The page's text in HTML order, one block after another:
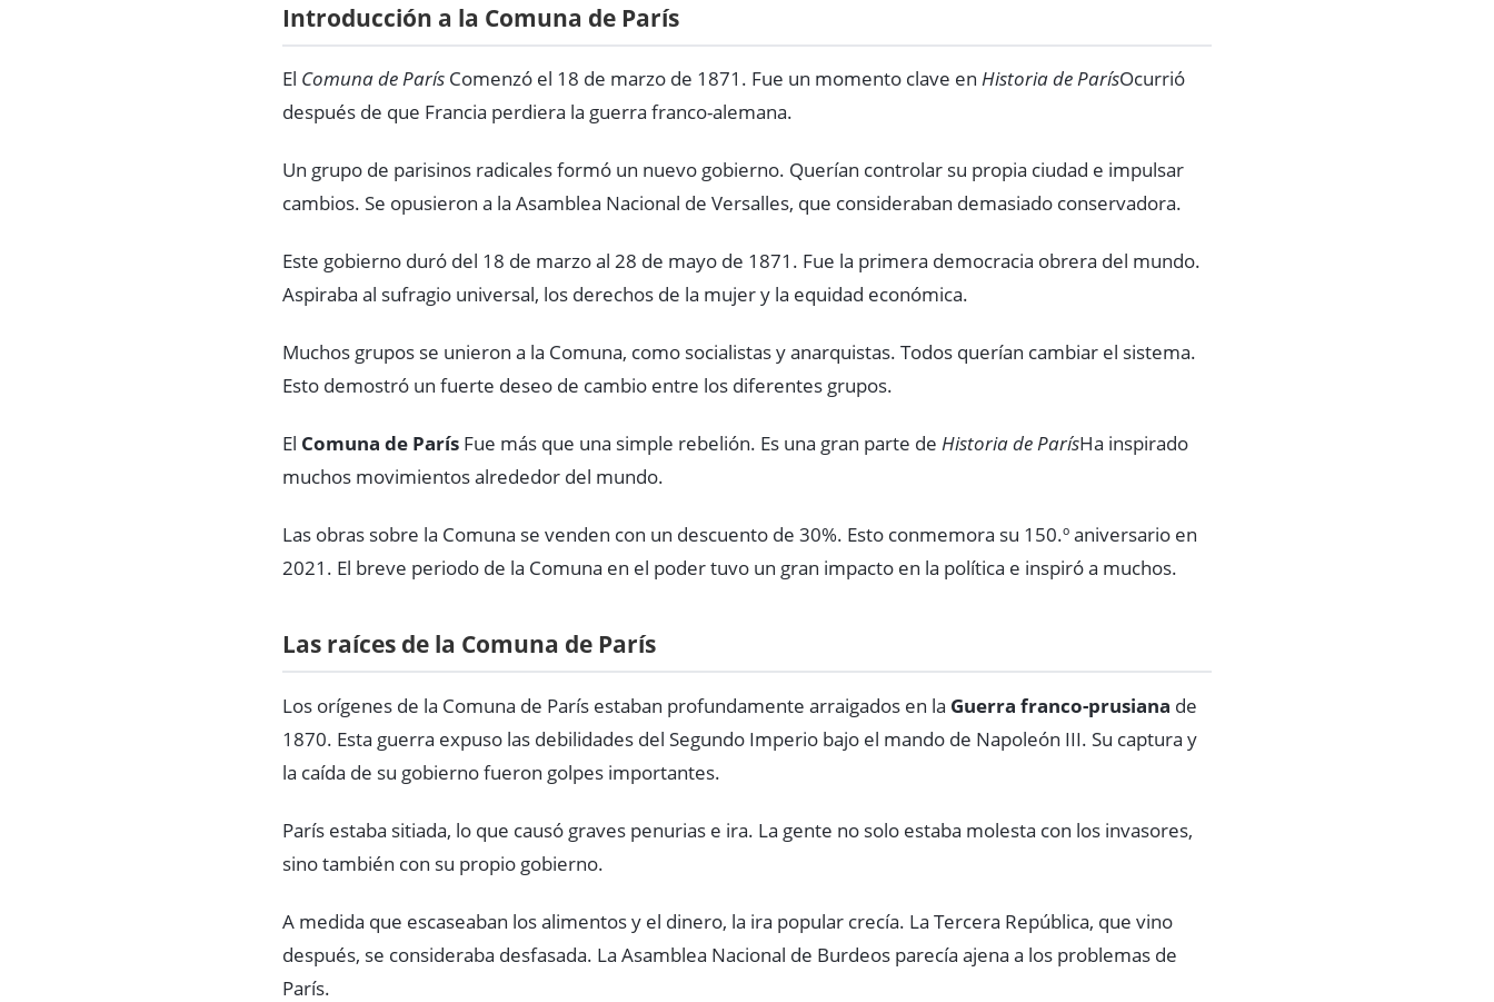
Introducción a la Comuna de París
El Comuna de París Comenzó el 18 de marzo de 1871. Fue un momento clave en Historia de ParísOcurrió
después de que Francia perdiera la guerra franco-alemana.
Un grupo de parisinos radicales formó un nuevo gobierno. Querían controlar su propia ciudad e impulsar
cambios. Se opusieron a la Asamblea Nacional de Versalles, que consideraban demasiado conservadora.
Este gobierno duró del 18 de marzo al 28 de mayo de 1871. Fue la primera democracia obrera del mundo.
Aspiraba al sufragio universal, los derechos de la mujer y la equidad económica.
Muchos grupos se unieron a la Comuna, como socialistas y anarquistas. Todos querían cambiar el sistema.
Esto demostró un fuerte deseo de cambio entre los diferentes grupos.
El Comuna de París Fue más que una simple rebelión. Es una gran parte de Historia de ParísHa inspirado
muchos movimientos alrededor del mundo.
Las obras sobre la Comuna se venden con un descuento de 30%. Esto conmemora su 150.º aniversario en
2021. El breve periodo de la Comuna en el poder tuvo un gran impacto en la política e inspiró a muchos.
Las raíces de la Comuna de París
Los orígenes de la Comuna de París estaban profundamente arraigados en la Guerra franco-prusiana de
1870. Esta guerra expuso las debilidades del Segundo Imperio bajo el mando de Napoleón III. Su captura y
la caída de su gobierno fueron golpes importantes.
París estaba sitiada, lo que causó graves penurias e ira. La gente no solo estaba molesta con los invasores,
sino también con su propio gobierno.
A medida que escaseaban los alimentos y el dinero, la ira popular crecía. La Tercera República, que vino
después, se consideraba desfasada. La Asamblea Nacional de Burdeos parecía ajena a los problemas de
París.